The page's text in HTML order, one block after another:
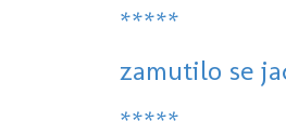
*****
zamutilo se